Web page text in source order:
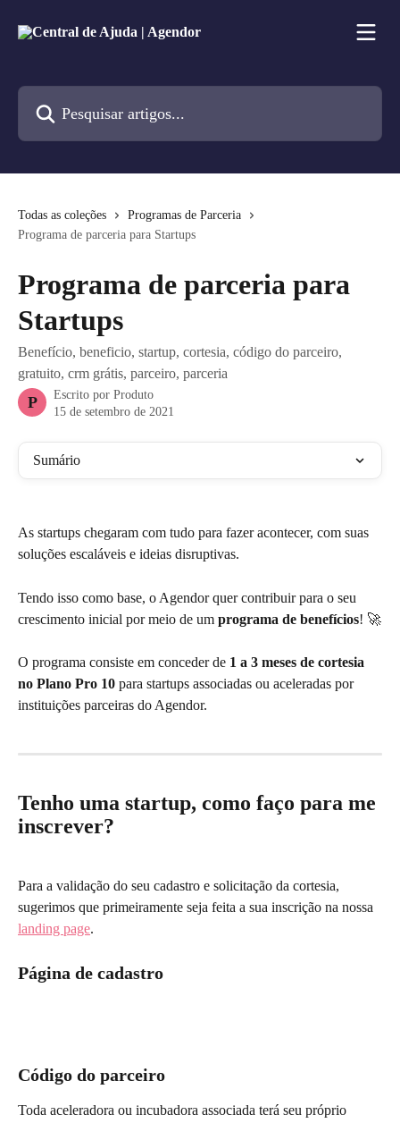
Todas as coleções
Programas de Parceria
Programa de parceria para Startups
Programa de parceria para
Startups
Benefício, beneficio, startup, cortesia, código do parceiro,
gratuito, crm grátis, parceiro, parceria
P Escrito por Produto
15 de setembro de 2021
Sumário
As startups chegaram com tudo para fazer acontecer, com suas
soluções escaláveis e ideias disruptivas.
Tendo isso como base, o Agendor quer contribuir para o seu
crescimento inicial por meio de um programa de benefícios! 🚀
O programa consiste em conceder de 1 a 3 meses de cortesia
no Plano Pro 10 para startups associadas ou aceleradas por
instituições parceiras do Agendor.
Tenho uma startup, como faço para me
inscrever?
Para a validação do seu cadastro e solicitação da cortesia,
sugerimos que primeiramente seja feita a sua inscrição na nossa
landing page.
Página de cadastro
Código do parceiro
Toda aceleradora ou incubadora associada terá seu próprio